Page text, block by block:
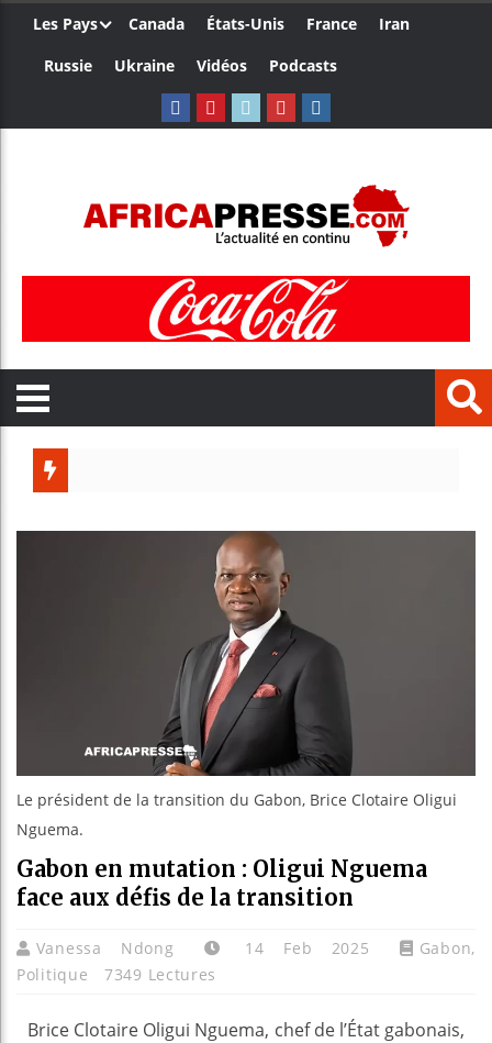
Les Pays Canada États-Unis France
Iran
Russie
Ukraine Vidéos Podcasts
Le président de la transition du Gabon, Brice Clotaire Oligui
Nguema.
Gabon en mutation : Oligui Nguema
face aux défis de la transition
Vanessa Ndong 14 Feb 2025 Gabon,
Politique
7349 Lectures
Brice Clotaire Oligui Nguema, chef de l’État gabonais,